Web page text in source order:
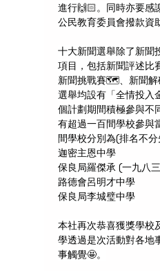
進行🙌🏻。同時亦要感
公民教育委員會撥款資
十大新聞選舉除了新聞
項目，包括新聞評述比
新聞挑戰賽🗺️、新聞解
選舉均設有「全情投入
個計劃期間積極參與不
有超過一百間學校參與
間學校分別為(排名不分
迦密主恩中學
保良局羅傑承 (一九八
路德會呂明才中學
保良局李城璧中學
本社再次恭喜獲獎學校
學透過是次活動對各地
事觸覺🤩。